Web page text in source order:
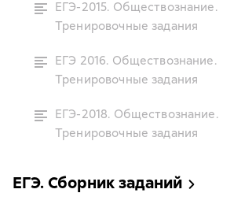
ЕГЭ-2015. Обществознание.
Тренировочные задания
ЕГЭ 2016. Обществознание.
Тренировочные задания
ЕГЭ-2018. Обществознание.
Тренировочные задания
ЕГЭ. Сборник заданий